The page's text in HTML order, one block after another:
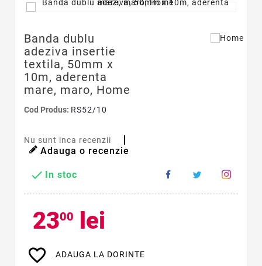
Banda dublu
adeziva insertie
textila, 50mm x
10m, aderenta
mare, maro, Home
Cod Produs: RS52/10
Nu sunt inca recenzii
Adauga o recenzie
 In stoc
2300 lei
favorite_border ADAUGA LA DORINTE